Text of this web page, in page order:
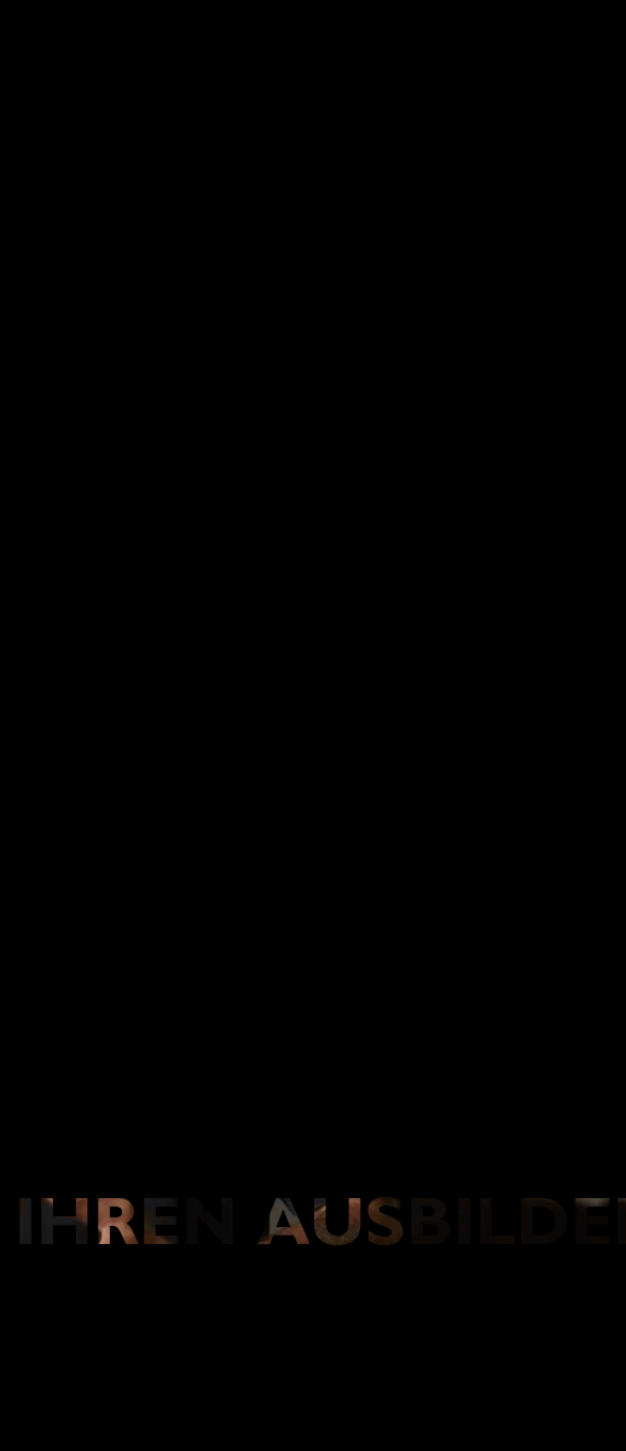
AUSBILDER